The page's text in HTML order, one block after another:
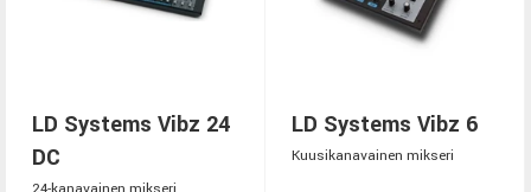
LD Systems Vibz 24
DC
LD Systems Vibz 6
Kuusikanavainen mikseri